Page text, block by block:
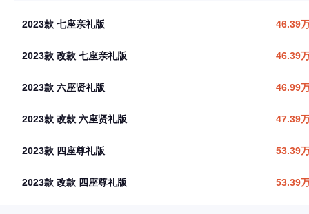
2023款 七座亲礼版 46.39
2023款 改款 七座亲礼版 46.39
2023款 六座贤礼版 46.99
2023款 改款 六座贤礼版 47.39
2023款 四座尊礼版 53.39
2023款 改款 四座尊礼版 53.39